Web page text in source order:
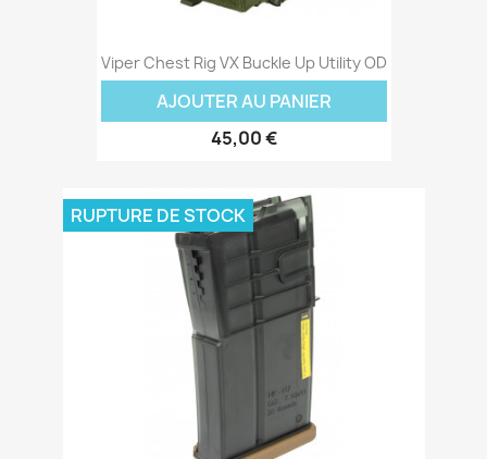
Viper Chest Rig VX Buckle Up Utility OD
AJOUTER AU PANIER
45,00 €
RUPTURE DE STOCK